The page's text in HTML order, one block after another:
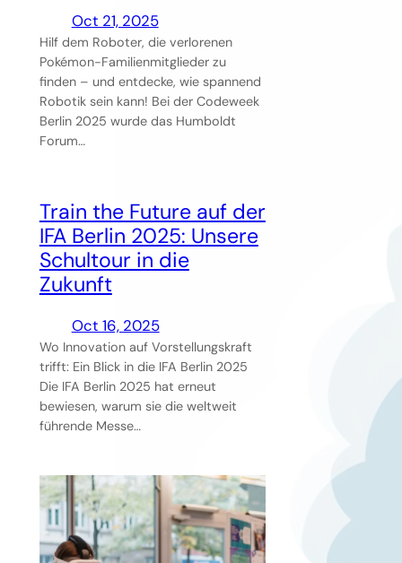
Oct 21, 2025
Hilf dem Roboter, die verlorenen
Pokémon-Familienmitglieder zu
finden – und entdecke, wie spannend
Robotik sein kann! Bei der Codeweek
Berlin 2025 wurde das Humboldt
Forum…
Train the Future auf der
IFA Berlin 2025: Unsere
Schultour in die
Zukunft
Oct 16, 2025
Wo Innovation auf Vorstellungskraft
trifft: Ein Blick in die IFA Berlin 2025
Die IFA Berlin 2025 hat erneut
bewiesen, warum sie die weltweit
führende Messe…